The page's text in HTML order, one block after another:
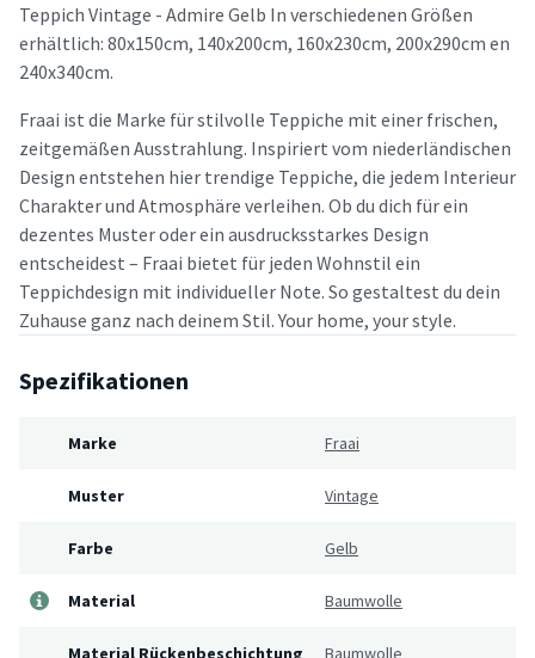
Teppich Vintage - Admire Gelb In verschiedenen Größen
erhältlich: 80x150cm, 140x200cm, 160x230cm, 200x290cm en
240x340cm.
Fraai ist die Marke für stilvolle Teppiche mit einer frischen,
zeitgemäßen Ausstrahlung. Inspiriert vom niederländischen
Design entstehen hier trendige Teppiche, die jedem Interieur
Charakter und Atmosphäre verleihen. Ob du dich für ein
dezentes Muster oder ein ausdrucksstarkes Design
entscheidest – Fraai bietet für jeden Wohnstil ein
Teppichdesign mit individueller Note. So gestaltest du dein
Zuhause ganz nach deinem Stil. Your home, your style.
Spezifikationen
Marke Fraai
Muster Vintage
Farbe Gelb
Material Baumwolle
Material Rückenbeschichtung Baumwolle